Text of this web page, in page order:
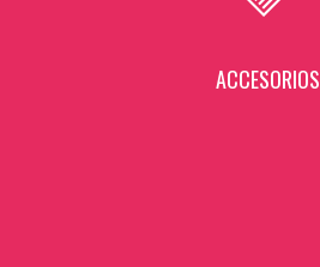
ACCESORIOS